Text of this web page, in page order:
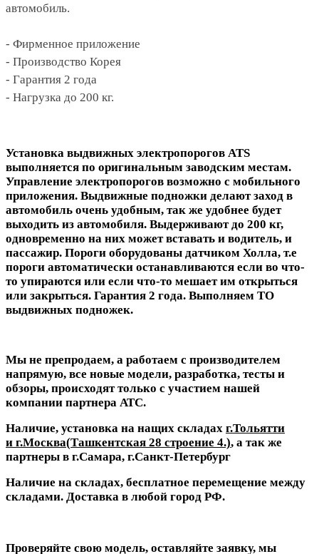
автомобиль.
- Фирменное приложение
- Производство Корея
- Гарантия 2 года
- Нагрузка до 200 кг.
Установка выдвижных электропорогов ATS
выполняется по оригинальным заводским местам.
Управление электропорогов возможно с мобильного
приложения. Выдвижные подножки делают заход в
автомобиль очень удобным, так же удобнее будет
выходить из автомобиля. Выдерживают до 200 кг,
одновременно на них может вставать и водитель, и
пассажир. Пороги оборудованы датчиком Холла, т.е
пороги автоматически останавливаются если во что-
то упираются или если что-то мешает им открыться
или закрыться. Гарантия 2 года. Выполняем ТО
выдвижных подножек.
Мы не препродаем, а работаем с производителем
напрямую, все новые модели, разработка, тесты и
обзоры, происходят только с участием нашей
компании партнера АТС.
Наличие, установка на нащих складах г.Тольятти
и г.Москва(Ташкентская 28 строение 4.), а так же
партнеры в г.Самара, г.Санкт-Петербург
Наличие на складах, бесплатное перемещение между
складами. Доставка в любой город РФ.
Проверяйте свою модель, оставляйте заявку, мы